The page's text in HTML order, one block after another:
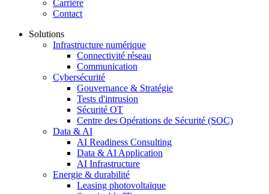
Carrière
Contact
Solutions
Infrastructure numérique
Connectivité réseau
Communication
Cybersécurité
Gouvernance & Stratégie
Tests d'intrusion
Sécurité OT
Centre des Opérations de Sécurité (SOC)
Data & AI
AI Readiness Consulting
Data & AI Application
AI Infrastructure
Energie & durabilité
Leasing photovoltaïque